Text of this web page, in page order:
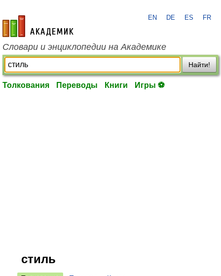
academic.ru
EN DE ES FR
Словари и энциклопедии на Академике
Найти!
Толкования Переводы Книги Игры ⚽
стиль